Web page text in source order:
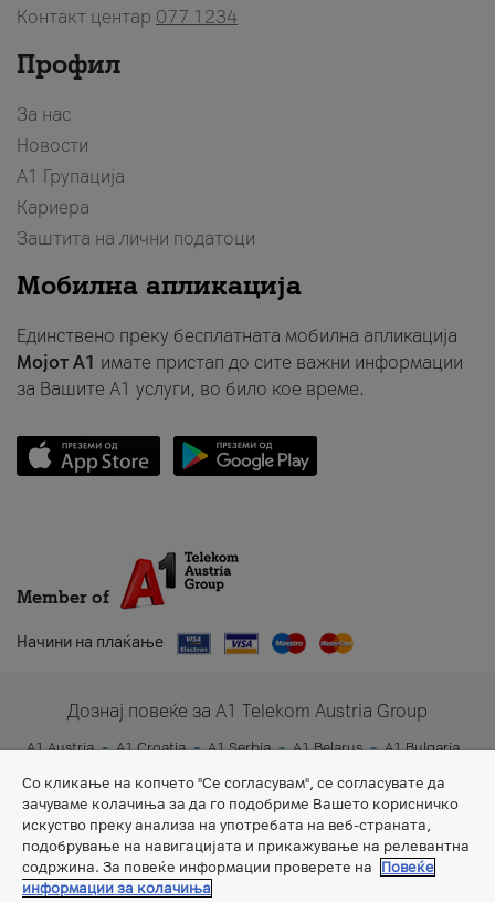
Контакт центар 077 1234
Профил
За нас
Новости
А1 Групација
Кариера
Заштита на лични податоци
Мобилна апликација
Единствено преку бесплатната мобилна апликација
Мојот A1 имате пристап до сите важни информации
за Вашите A1 услуги, во било кое време.
Member of
Начини на плаќање
Дознај повеќе за A1 Telekom Austria Group
A1 Austria A1 Croatia A1 Serbia A1 Belarus
A1 Bulgaria
A1 Slovenia
A1 Digital
Со кликање на копчето "Се согласувам", се согласувате да
зачуваме колачиња за да го подобриме Вашето корисничко
искуство преку анализа на употребата на веб-страната,
подобрување на навигацијата и прикажување на релевантна
содржина. За повеќе информации проверете на
Повеќе
информации за колачиња